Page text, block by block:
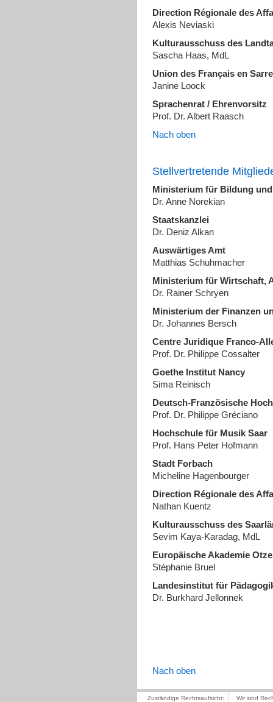
Direction Régionale des
Alexis Neviaski
Kulturausschuss des
Sascha Haas, MdL
Union des Français en Sarre
Janine Loock
Sprachenrat / Ehrenvorsitz
Prof. Dr. Albert Raasch
Nach oben
Stellvertretende
Ministerium für Bildung
Dr. Anne Norekian
Staatskanzlei
Dr. Deniz Alkan
Auswärtiges Amt
Matthias Schuhmacher
Ministerium für Wirtschaft,
Dr. Rainer Schryen
Ministerium der Finanzen
Dr. Johannes Bersch
Centre Juridique Franco-
Prof. Dr. Philippe Cossalter
Goethe Institut Nancy
Sima Reinisch
Deutsch-Französische
Prof. Dr. Philippe Gréciano
Hochschule für Musik Saar
Prof. Hans Peter Hofmann
Stadt Forbach
Micheline Hagenbourger
Direction Régionale des
Nathan Kuentz
Kulturausschuss des
Sevim Kaya-Karadag, MdL
Europäische Akademie
Stéphanie Bruel
Landesinstitut für
Dr. Burkhard Jellonnek
Nach oben
Zuständige Rechtsaufsicht: Wir sind